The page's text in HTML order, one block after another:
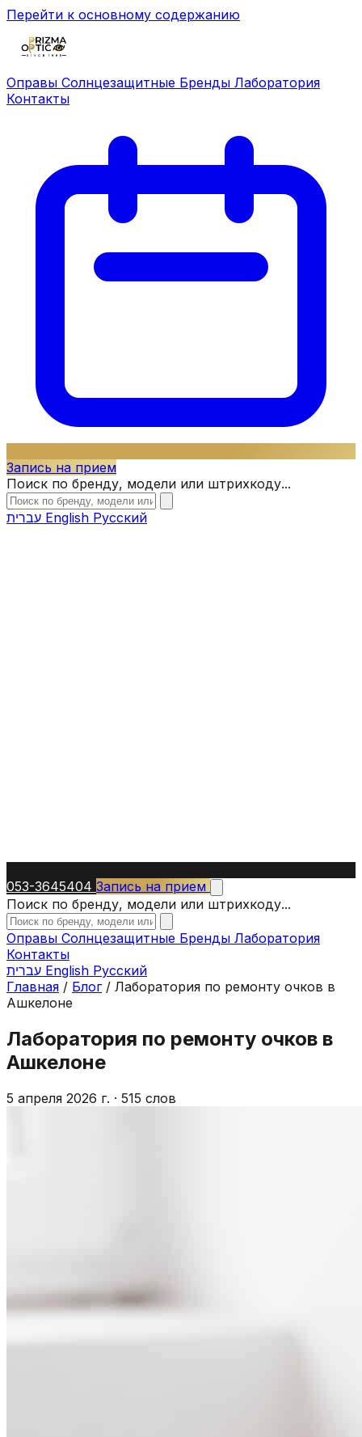
Перейти к основному содержанию
Оправы Солнцезащитные Бренды Лаборатория
Контакты
Запись на прием
Поиск по бренду, модели или штрихкоду...
English Русский
053-3645404 Запись на прием
Поиск по бренду, модели или штрихкоду...
Оправы Солнцезащитные Бренды Лаборатория
Контакты
English Русский
Главная / Блог / Лаборатория по ремонту очков в
Ашкелоне
Лаборатория по ремонту очков в
Ашкелоне
5 апреля 2026 г. · 515 слов